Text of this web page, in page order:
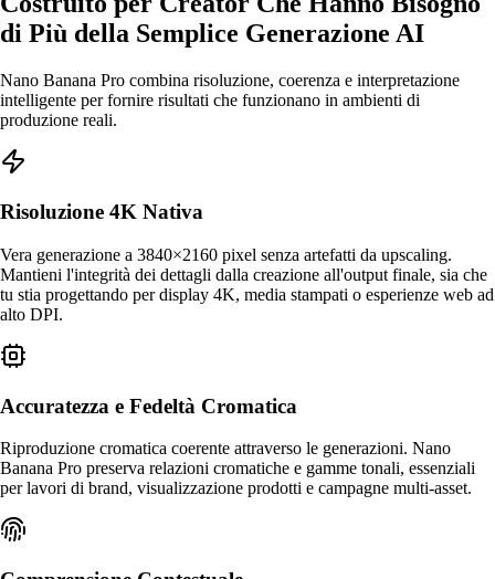
di Più della Semplice Generazione AI
Nano Banana Pro combina risoluzione, coerenza e interpretazione
intelligente per fornire risultati che funzionano in ambienti di
produzione reali.
Risoluzione 4K Nativa
Vera generazione a 3840×2160 pixel senza artefatti da upscaling.
Mantieni l'integrità dei dettagli dalla creazione all'output finale, sia che
tu stia progettando per display 4K, media stampati o esperienze web ad
alto DPI.
Accuratezza e Fedeltà Cromatica
Riproduzione cromatica coerente attraverso le generazioni. Nano
Banana Pro preserva relazioni cromatiche e gamme tonali, essenziali
per lavori di brand, visualizzazione prodotti e campagne multi-asset.